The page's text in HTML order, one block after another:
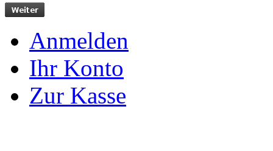
Anmelden
Ihr Konto
Zur Kasse